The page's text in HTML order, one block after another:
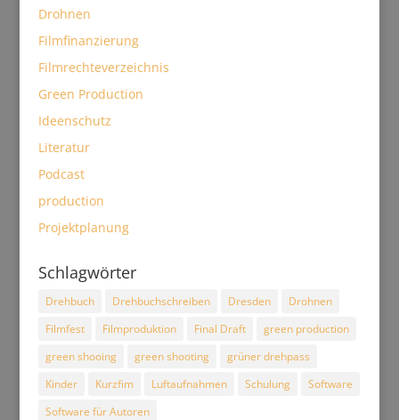
Drohnen
Filmfinanzierung
Filmrechteverzeichnis
Green Production
Ideenschutz
Literatur
Podcast
production
Projektplanung
Schlagwörter
Drehbuch Drehbuchschreiben Dresden
Drohnen
Filmfest
Filmproduktion Final Draft
green production
green shooing
green shooting
grüner drehpass
Kinder
Kurzfim Luftaufnahmen Schulung
Software
Software für Autoren